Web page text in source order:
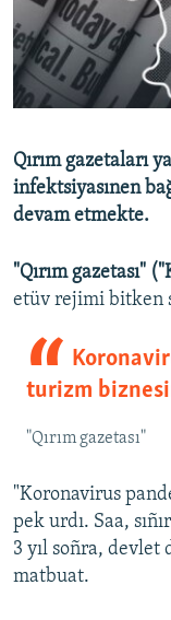
Русский
Українською
Qırım gazetaları
infektsiyasınen
devam etmekte.
"Qırım gazetası"
etüv rejimi bitken
turizm
"Qırım gazetası"
"Koronavirus
pek urdı. Saa,
3 yıl soñra, devlet
matbuat.